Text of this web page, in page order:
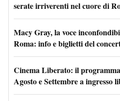
serate irriverenti nel cuore di
Macy Gray, la voce
Roma: info e biglietti del
Cinema Liberato: il
Agosto e Settembre a ingresso